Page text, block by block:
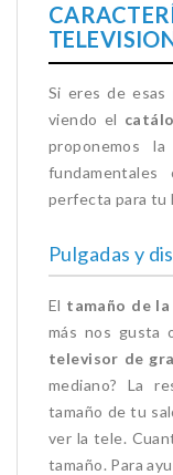
Si eres de esas
viendo el
proponemos
perfecta para tu
Pulgadas y
El tamaño de
más nos gusta
televisor de
mediano? La
tamaño de tu
ver la tele.
tamaño. Para